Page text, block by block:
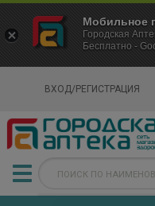
ВХОД/РЕГИСТРАЦИЯ
×
Городская Аптека
- In Google Play
Мобильное
Городская
Бесплатно -